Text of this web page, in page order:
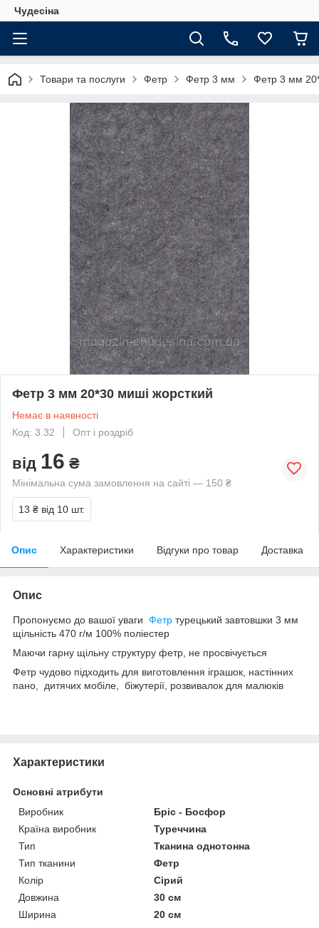
Чудесіна
Товари та послуги Фетр Фетр 3 мм Фетр 3 мм
Фетр 3 мм 20*30 миші жорсткий
Немає в наявності
Код: 3.32
Опт і роздріб
від 16 ₴
Мінімальна сума замовлення на сайті — 150 ₴
13 ₴ від 10 шт.
Опис Характеристики Відгуки про товар Доставка
Опис
Пропонуємо до вашої уваги Фетр турецький завтовшки 3 мм
щільність 470 г/м 100% поліестер
Маючи гарну щільну структуру фетр, не просвічується
Фетр чудово підходить для виготовлення іграшок, настінних
пано, дитячих мобіле, біжутерії, розвивалок для малюків
Характеристики
Основні атрибути
Виробник
Бріс - Босфор
Країна виробник
Туреччина
Тип
Тканина однотонна
Тип тканини
Фетр
Колір
Сірий
Довжина
30 см
Ширина
20 см